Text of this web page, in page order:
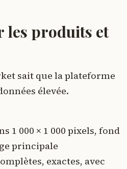
les produits et
sait que la plateforme
élevée.
1 000 × 1 000 pixels, fond
principale
exactes, avec